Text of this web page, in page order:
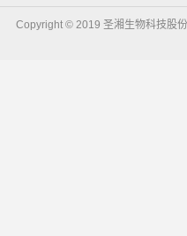
Copyright © 2019 圣湘生物科技股